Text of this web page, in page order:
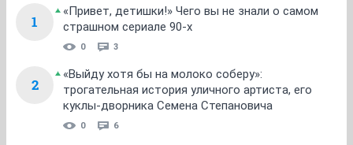
1
«Привет, детишки!» Чего вы не знали о самом
страшном сериале 90-х
0 3
2
«Выйду хотя бы на молоко соберу»:
трогательная история уличного артиста, его
куклы-дворника Семена Степановича
0 6